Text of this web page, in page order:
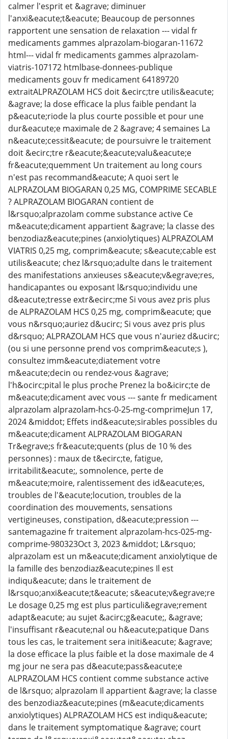
calmer l'esprit et &agrave; diminuer
l'anxi&eacute;t&eacute; Beaucoup de personnes
rapportent une sensation de relaxation --- vidal fr
medicaments gammes alprazolam-biogaran-11672
html--- vidal fr medicaments gammes alprazolam-
viatris-107172 htmlbase-donnees-publique
medicaments gouv fr medicament 64189720
extraitALPRAZOLAM HCS doit &ecirc;tre utilis&eacute;
&agrave; la dose efficace la plus faible pendant la
p&eacute;riode la plus courte possible et pour une
dur&eacute;e maximale de 2 &agrave; 4 semaines La
n&eacute;cessit&eacute; de poursuivre le traitement
doit &ecirc;tre r&eacute;&eacute;valu&eacute;e
fr&eacute;quemment Un traitement au long cours
n'est pas recommand&eacute; A quoi sert le
ALPRAZOLAM BIOGARAN 0,25 MG, COMPRIME SECABLE
? ALPRAZOLAM BIOGARAN contient de
l&rsquo;alprazolam comme substance active Ce
m&eacute;dicament appartient &agrave; la classe des
benzodiaz&eacute;pines (anxiolytiques) ALPRAZOLAM
VIATRIS 0,25 mg, comprim&eacute; s&eacute;cable est
utilis&eacute; chez l&rsquo;adulte dans le traitement
des manifestations anxieuses s&eacute;v&egrave;res,
handicapantes ou exposant l&rsquo;individu une
d&eacute;tresse extr&ecirc;me Si vous avez pris plus
de ALPRAZOLAM HCS 0,25 mg, comprim&eacute; que
vous n&rsquo;auriez d&ucirc; Si vous avez pris plus
d&rsquo; ALPRAZOLAM HCS que vous n'auriez d&ucirc;
(ou si une personne prend vos comprim&eacute;s ),
consultez imm&eacute;diatement votre
m&eacute;decin ou rendez-vous &agrave;
l'h&ocirc;pital le plus proche Prenez la bo&icirc;te de
m&eacute;dicament avec vous --- sante fr medicament
alprazolam alprazolam-hcs-0-25-mg-comprimeJun 17,
2024 &middot; Effets ind&eacute;sirables possibles du
m&eacute;dicament ALPRAZOLAM BIOGARAN
Tr&egrave;s fr&eacute;quents (plus de 10 % des
personnes) : maux de t&ecirc;te, fatigue,
irritabilit&eacute;, somnolence, perte de
m&eacute;moire, ralentissement des id&eacute;es,
troubles de l'&eacute;locution, troubles de la
coordination des mouvements, sensations
vertigineuses, constipation, d&eacute;pression ---
santemagazine fr traitement alprazolam-hcs-025-mg-
comprime-980323Oct 3, 2023 &middot; L&rsquo;
alprazolam est un m&eacute;dicament anxiolytique de
la famille des benzodiaz&eacute;pines Il est
indiqu&eacute; dans le traitement de
l&rsquo;anxi&eacute;t&eacute; s&eacute;v&egrave;re
Le dosage 0,25 mg est plus particuli&egrave;rement
adapt&eacute; au sujet &acirc;g&eacute;, &agrave;
l'insuffisant r&eacute;nal ou h&eacute;patique Dans
tous les cas, le traitement sera initi&eacute; &agrave;
la dose efficace la plus faible et la dose maximale de 4
mg jour ne sera pas d&eacute;pass&eacute;e
ALPRAZOLAM HCS contient comme substance active
de l&rsquo; alprazolam Il appartient &agrave; la classe
des benzodiaz&eacute;pines (m&eacute;dicaments
anxiolytiques) ALPRAZOLAM HCS est indiqu&eacute;
dans le traitement symptomatique &agrave; court